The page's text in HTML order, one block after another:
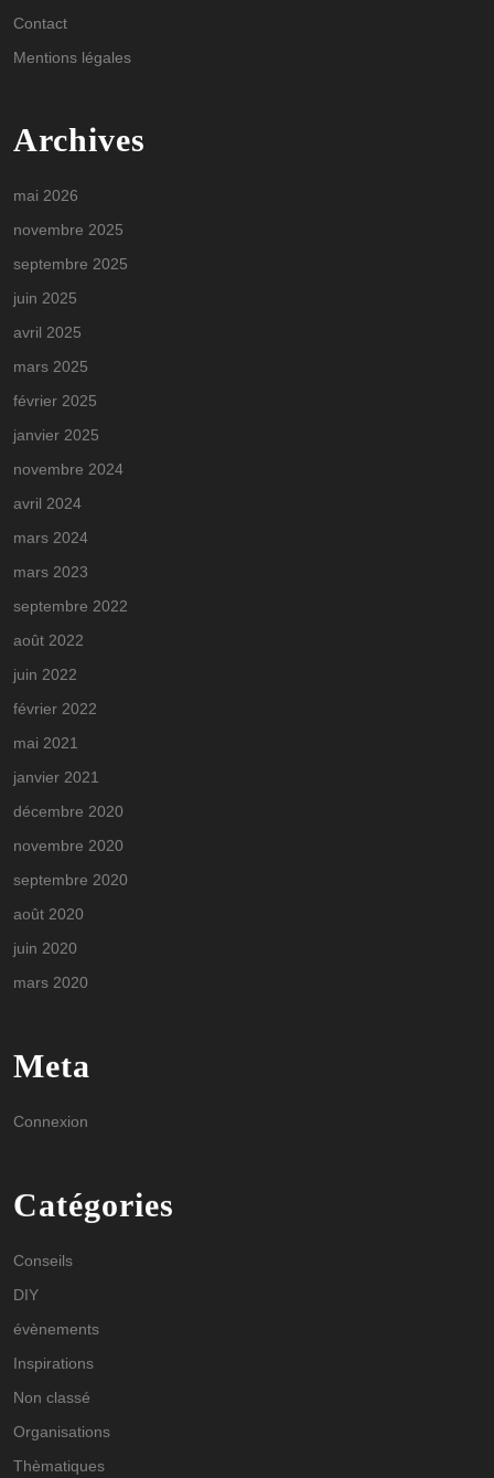
Contact
Mentions légales
Archives
mai 2026
novembre 2025
septembre 2025
juin 2025
avril 2025
mars 2025
février 2025
janvier 2025
novembre 2024
avril 2024
mars 2024
mars 2023
septembre 2022
août 2022
juin 2022
février 2022
mai 2021
janvier 2021
décembre 2020
novembre 2020
septembre 2020
août 2020
juin 2020
mars 2020
Meta
Connexion
Catégories
Conseils
DIY
évènements
Inspirations
Non classé
Organisations
Thèmatiques